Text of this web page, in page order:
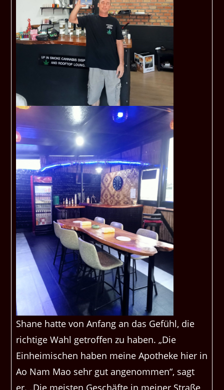
Shane hatte von Anfang an das Gefühl, die
richtige Wahl getroffen zu haben. „Die
Einheimischen haben meine Apotheke hier in
Ao Nam Mao sehr gut angenommen“, sagt